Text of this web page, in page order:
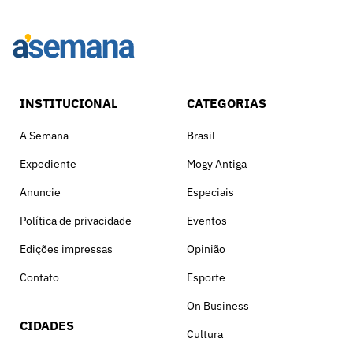
INSTITUCIONAL
A Semana
Expediente
Anuncie
Política de privacidade
Edições impressas
Contato
CIDADES
CATEGORIAS
Brasil
Mogy Antiga
Especiais
Eventos
Opinião
Esporte
On Business
Cultura